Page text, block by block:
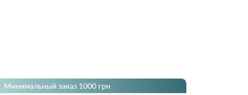
Минимальный заказ 1000 грн